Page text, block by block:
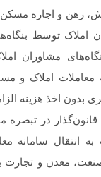
رهن و اجاره مسکن
املاک توسط
مشاوران
معاملات املاک و
بدون اخذ هزینه
انتقال سامانه‌
معدن و تجارت